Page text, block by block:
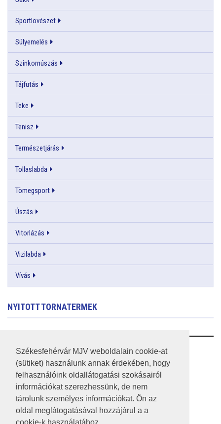
Székesfehérvár MJV weboldalain cookie-at
(sütiket) használunk annak érdekében, hogy
felhasználóink oldallátogatási szokásairól
információkat szerezhessünk, de nem
tárolunk személyes információkat. Ön az
oldal meglátogatásával hozzájárul a a
Sportlövészet
Súlyemelés
Szinkornúszás
Tájfutás
Teke
Tenisz
Természetjárás
Tollaslabda
Tömegsport
Úszás
Vitorlázás
Vizilabda
Vívás
NYITOTT TORNATERMEK
RSS
A HONLAP 2017.03.31-I ÁLLAPOTA
JOGI NYILATKOZAT
IMPRESSZUM